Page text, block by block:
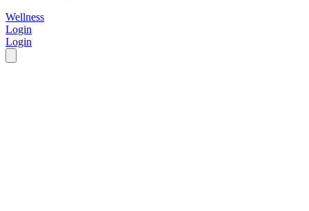
Wellness
Login
Login